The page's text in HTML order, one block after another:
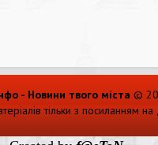
- Новини твого міста ©
тільки з посиланням